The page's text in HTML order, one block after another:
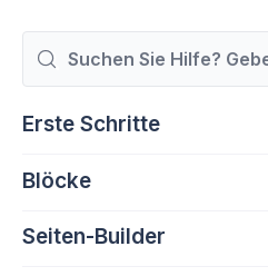
nach
Erste Schritte
Blöcke
Seiten-Builder